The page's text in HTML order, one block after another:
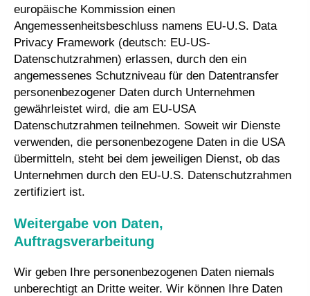
europäische Kommission einen
Angemessenheitsbeschluss namens EU-U.S. Data
Privacy Framework (deutsch: EU-US-
Datenschutzrahmen) erlassen, durch den ein
angemessenes Schutzniveau für den Datentransfer
personenbezogener Daten durch Unternehmen
gewährleistet wird, die am EU-USA
Datenschutzrahmen teilnehmen. Soweit wir Dienste
verwenden, die personenbezogene Daten in die USA
übermitteln, steht bei dem jeweiligen Dienst, ob das
Unternehmen durch den EU-U.S. Datenschutzrahmen
zertifiziert ist.
Weitergabe von Daten,
Auftragsverarbeitung
Wir geben Ihre personenbezogenen Daten niemals
unberechtigt an Dritte weiter. Wir können Ihre Daten